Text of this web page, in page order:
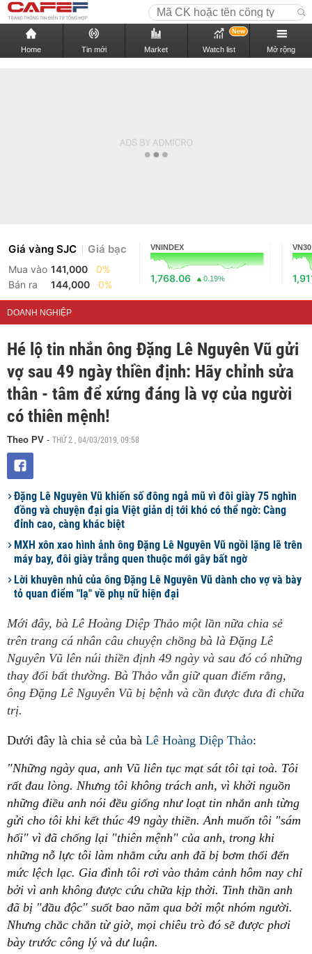
Home Tin mới Market Watch list
New
Mở rộng
Giá vàng SJC Giá bạc
Mua vào 141,000
0%
Bán ra
144,000 0%
VNINDEX
1,768.06 0.19%
VN30
DOANH NGHIỆP
Hé lộ tin nhắn ông Đặng Lê Nguyên Vũ gửi
vợ sau 49 ngày thiền định: Hãy chỉnh sửa
thân - tâm để xứng đáng là vợ của người
có thiên mệnh!
Theo PV - THỨ 2 , 04/03/2019, 09:58
Đặng Lê Nguyên Vũ khiến số đông ngả mũ vì đôi giày 75 nghìn
đồng và chuyện đại gia Việt giản dị tới khó có thể ngờ: Càng
đỉnh cao, càng khác biệt
MXH xôn xao hình ảnh ông Đặng Lê Nguyên Vũ ngồi lặng lẽ trên
máy bay, đôi giày trắng quen thuộc mới gây bất ngờ
Lời khuyên nhủ của ông Đặng Lê Nguyên Vũ dành cho vợ và bày
tỏ quan điểm "lạ" về phụ nữ hiện đại
Mới đây, bà Lê Hoàng Diệp Thảo một lần nữa chia sẻ
trên trang cá nhân câu chuyện chồng bà là Đặng Lê
Nguyên Vũ lên núi thiền định 49 ngày và sau đó có những
thay đổi bất thường. Bà Thảo vẫn giữ quan điểm rằng,
ông Đặng Lê Nguyên Vũ bị bệnh và cần được đưa đi chữa
trị.
Dưới đây là chia sẻ của bà Lê Hoàng Diệp Thảo:
"Những ngày qua, anh Vũ liên tục mạt sát tôi tại toà. Tôi
rất đau lòng. Nhưng tôi không trách anh, vì khởi nguồn
những điều anh nói đều giống như loạt tin nhắn anh từng
gửi cho tôi khi kết thúc 49 ngày thiền. Anh muốn tôi "sám
hối" vì đã chống lại "thiên mệnh" của anh, trong khi
những nỗ lực tôi làm nhằm cứu anh đã bị bơm thổi đến
mức lệch lạc. Gia đình tôi rơi vào thảm cảnh hôm nay chỉ
bởi vì anh không được cứu chữa kịp thời. Tinh thần anh
đã bị "đầu độc" suốt bao năm qua bởi một nhóm người.
Nhưng chắc chắn từ giờ, mọi chiêu trò đó sẽ được phơi
bày trước công lý và dư luận.